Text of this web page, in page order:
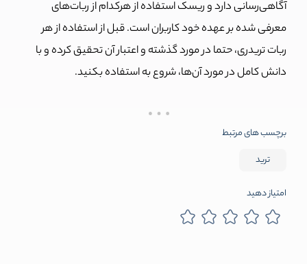
آگاهی‌رسانی دارد و ریسک استفاده از هرکدام از ربات‌های
معرفی شده بر عهده خود کاربران است. قبل از استفاده از هر
ربات تریدری، حتما در مورد گذشته و اعتبار آن تحقیق کرده و با
دانش کامل در مورد آن‌‌ها، شروع به استفاده بکنید.
برچسب های مرتبط
ترید
امتیاز دهید